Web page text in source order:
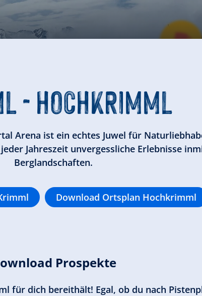
- HOCHKRIMML
Arena ist ein echtes Juwel für
Jahreszeit unvergessliche Erlebnisse
Berglandschaften.
Download Ortsplan Hochkrimml
Prospekte
für dich bereithält! Egal, ob du nach